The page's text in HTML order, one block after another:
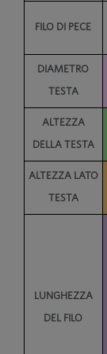
FILO DI PECE
DIAMETRO
TESTA
ALTEZZA
DELLA TESTA
ALTEZZA LATO
TESTA
LUNGHEZZA
DEL FILO